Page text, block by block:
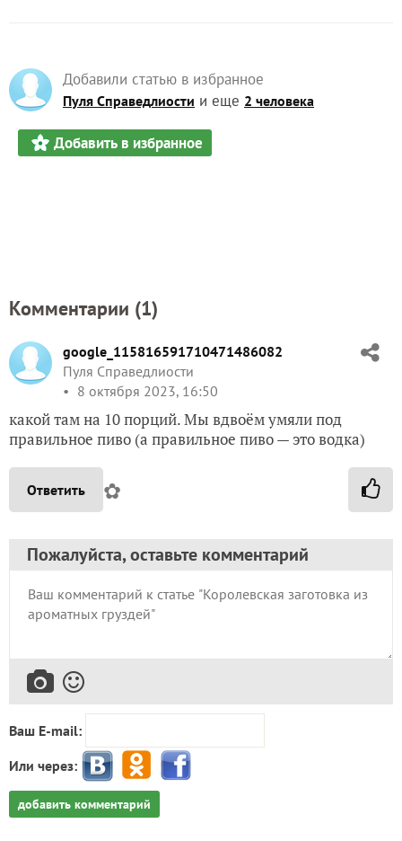
Добавили статью в избранное
Пуля Справедлиости и еще 2 человека
Добавить в избранное
Комментарии (1)
google_115816591710471486082
Пуля Справедлиости
8 октября 2023, 16:50
какой там на 10 порций. Мы вдвоём умяли под
правильное пиво (а правильное пиво — это водка)
Ответить ✿
Пожалуйста, оставьте комментарий
Ваш E-mail:
Или через:
добавить комментарий